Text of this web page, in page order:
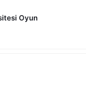
Oyun